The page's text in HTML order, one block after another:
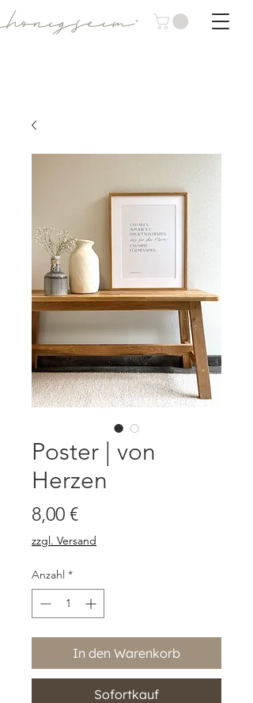
Poster | von
Herzen
8,00 €Preis
zzgl. Versand
Anzahl *
In den Warenkorb
Sofortkauf